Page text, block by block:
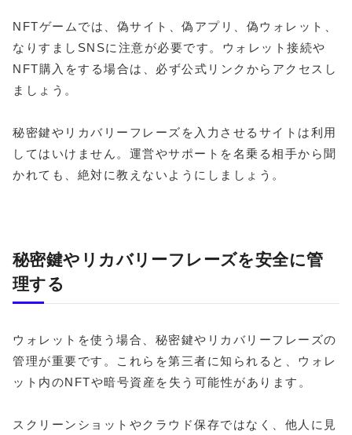
NFTゲームでは、偽サイト、偽アプリ、偽ウォレット、
なりすましSNSに注意が必要です。ウォレット接続や
NFT購入をする場合は、必ず公式リンクからアクセスし
ましょう。
秘密鍵やリカバリーフレーズを入力させるサイトは利用
してはいけません。運営やサポートを名乗る相手から聞
かれても、絶対に教えないようにしましょう。
秘密鍵やリカバリーフレーズを安全に管
理する
ウォレットを使う場合、秘密鍵やリカバリーフレーズの
管理が重要です。これらを第三者に知られると、ウォレ
ット内のNFTや暗号資産を失う可能性があります。
スクリーンショットやクラウド保存ではなく、他人に見